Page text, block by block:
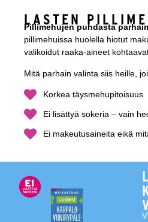
LASTEN
Pillimehujen puhdasta
pillimehuissa huolella hiotut
valikoidut raaka-aineet
Mitä parhain valinta siis heille,
Korkea täysmehupitoisuus
Ei lisättyä sokeria – vain
Ei makeutusaineita eikä